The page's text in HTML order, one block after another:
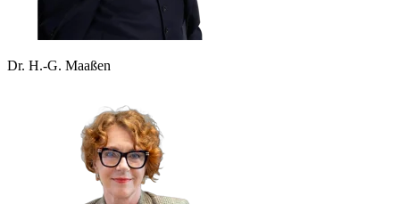
Dr. H.-G. Maaßen